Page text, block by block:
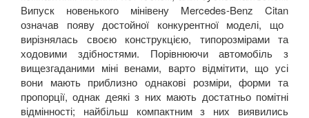
Випуск новенького мінівену Mercedes-Benz
Citan
означав появу достойної конкурентної моделі, що
вирізнялась своєю конструкцією, типорозмірами та
ходовими здібностями. Порівнюючи автомобіль з
вищезгаданими міні венами, варто відмітити, що усі
вони мають приблизно однакові розміри, форми та
пропорції, однак деякі з них мають достатньо помітні
відмінності; найбільш компактним з них виявились